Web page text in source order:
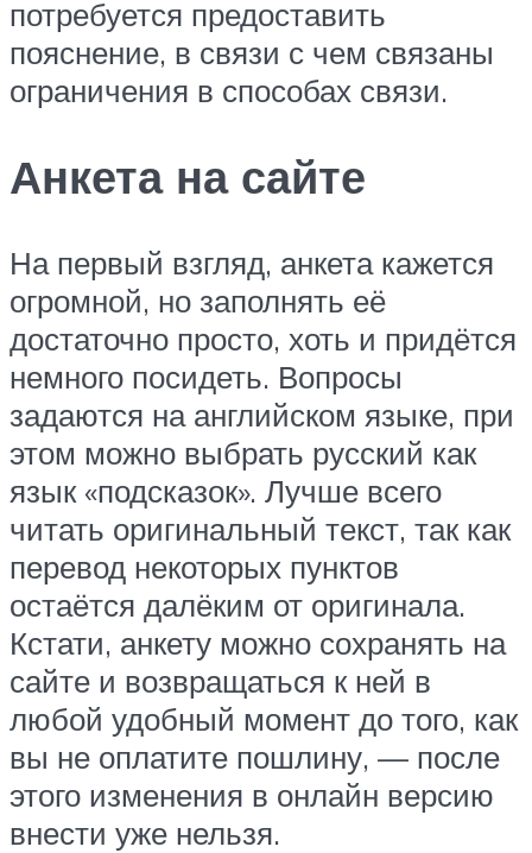
потребуется предоставить
пояснение, в связи с чем связаны
ограничения в способах связи.
Анкета на сайте
На первый взгляд, анкета кажется
огромной, но заполнять её
достаточно просто, хоть и придётся
немного посидеть. Вопросы
задаются на английском языке, при
этом можно выбрать русский как
язык «подсказок». Лучше всего
читать оригинальный текст, так как
перевод некоторых пунктов
остаётся далёким от оригинала.
Кстати, анкету можно сохранять на
сайте и возвращаться к ней в
любой удобный момент до того, как
вы не оплатите пошлину, — после
этого изменения в онлайн версию
внести уже нельзя.